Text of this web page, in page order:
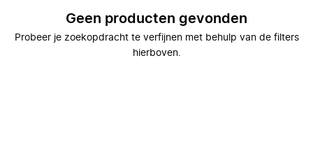
Geen producten gevonden
Probeer je zoekopdracht te verfijnen met behulp van de filters
hierboven.